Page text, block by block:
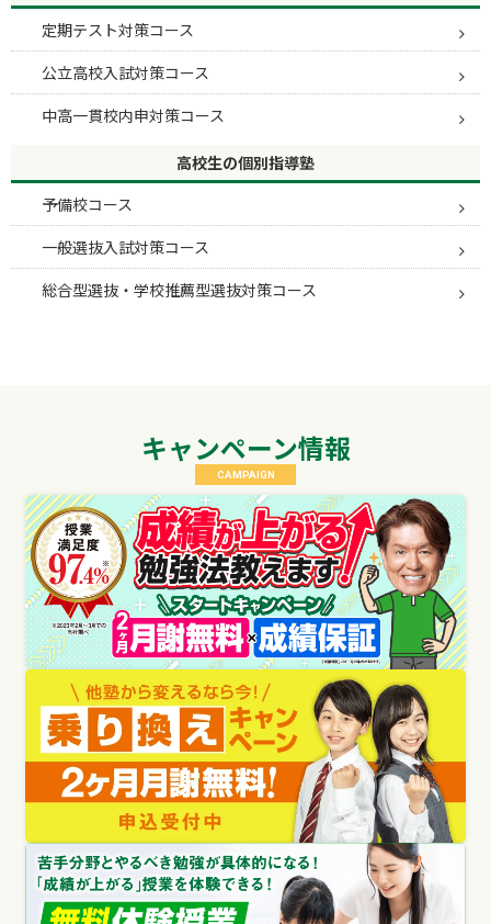
定期テスト対策コース
公立高校入試対策コース
中高一貫校内申対策コース
高校生の個別指導塾
予備校コース
一般選抜入試対策コース
総合型選抜・学校推薦型選抜対策コース
キャンペーン情報
CAMPAIGN